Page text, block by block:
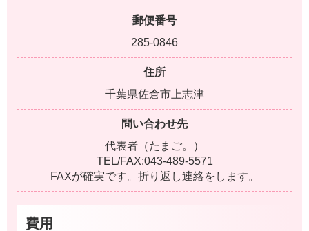
郵便番号
285-0846
住所
千葉県佐倉市上志津
問い合わせ先
代表者（たまご。）
TEL/FAX:043-489-5571
FAXが確実です。折り返し連絡をします。
費用